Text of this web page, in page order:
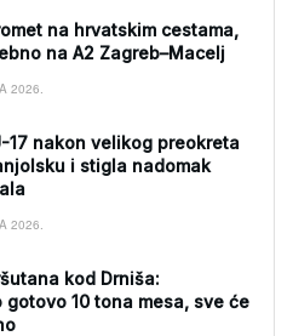
na hrvatskim cestama,
na A2 Zagreb–Macelj
2026.
17 nakon velikog preokreta
i stigla nadomak
2026.
kod Drniša:
gotovo 10 tona mesa, sve će